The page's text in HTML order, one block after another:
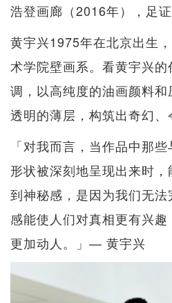
浩登画廊（2016年），足证
黄宇兴1975年在北京出生
术学院壁画系。看黄宇兴
调，以高纯度的油画颜料
透明的薄层，构筑出奇幻、
「对我而言，当作品中那
形状被深刻地呈现出来时
到神秘感，是因为我们无
感能使人们对真相更有兴
更加动人。」— 黄宇兴